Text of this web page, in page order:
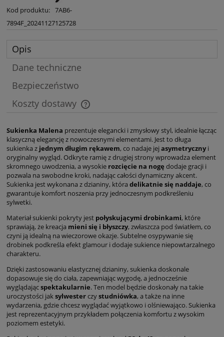
Kod produktu: 7AB6-
7894F_20241127125728
Opis
Dane techniczne
Bezpieczeństwo
Koszty dostawy
Cena nie zawiera ewentualnych kosztów płatności
Sukienka Malena prezentuje elegancki i zmysłowy styl, idealnie łącząc
klasyczną elegancję z nowoczesnymi elementami. Jest to długa
sukienka z jednym długim rękawem, co nadaje jej asymetrycznyi
oryginalny wygląd. Odkryte ramię z drugiej strony wprowadza element
skromnego uwodzenia, a wysokie rozcięcie na nogę dodaje gracji i
pozwala na swobodne kroki, nadając całości dynamiczny akcent.
Sukienka jest wykonana z dzianiny, która delikatnie się naddaje, co
gwarantuje komfort noszenia przy jednoczesnym podkreśleniu
sylwetki.
Materiał sukienki pokryty jest połyskującymi drobinkami, które
sprawiają, że kreacja mieni się i błyszczy, zwłaszcza pod światłem, co
czyni ją idealną na wieczorowe okazje. Subtelne osypywanie się
drobinek podkreśla efekt glamour i dodaje sukience niepowtarzalnego
charakteru.
Dzięki zastosowaniu elastycznej dzianiny, sukienka doskonale
dopasowuje się do ciała, zapewniając wygodę, a jednocześnie
wyglądającspektakularnie. Ten model będzie doskonały na takie
uroczystości jaksylwesterczystudniówka, a także na inne
wydarzenia, gdzie chcesz wyglądać wyjątkowo i olśniewająco. Sukienka
jest reprezentacyjnym przykładem połączenia komfortu z wysokim
poziomem estetyki.